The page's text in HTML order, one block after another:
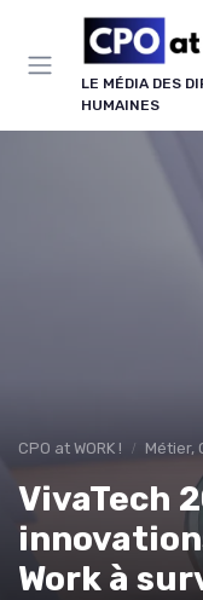
LE MÉDIA DES
HUMAINES
CPO at WORK ! Métier,
VivaTech
Work à
Panneau de gestion